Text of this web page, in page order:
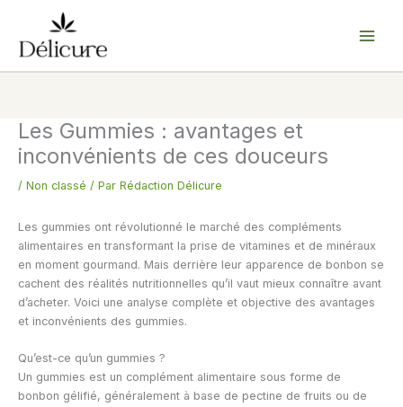
contenu
Les Gummies : avantages et
inconvénients de ces douceurs
/ Non classé / Par Rédaction Délicure
Les gummies ont révolutionné le marché des compléments
alimentaires en transformant la prise de vitamines et de minéraux
en moment gourmand. Mais derrière leur apparence de bonbon se
cachent des réalités nutritionnelles qu’il vaut mieux connaître avant
d’acheter. Voici une analyse complète et objective des avantages
et inconvénients des gummies.
Qu’est-ce qu’un gummies ?
Un gummies est un complément alimentaire sous forme de
bonbon gélifié, généralement à base de pectine de fruits ou de